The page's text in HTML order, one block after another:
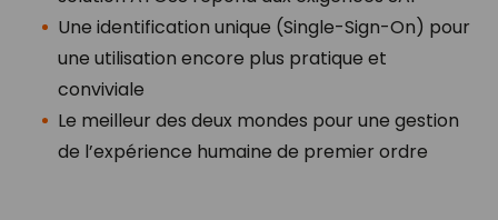
Une identification unique (Single-Sign-On) pour
une utilisation encore plus pratique et
conviviale
Le meilleur des deux mondes pour une gestion
de l’expérience humaine de premier ordre